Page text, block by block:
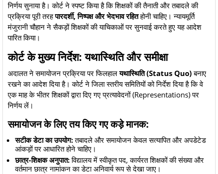
निर्णय सुनाया है। कोर्ट ने स्पष्ट किया है कि शिक्षकों की तैनाती और तबादले की
प्रक्रिया पूरी तरहपारदर्शी, निष्पक्ष और भेदभाव रहितहोनी चाहिए। न्यायमूर्ति
मंजुरानी चौहान ने सैकड़ों शिक्षकों की याचिकाओं पर सुनवाई करते हुए यह आदेश
पारित किया।
​कोर्ट के मुख्य निर्देश: यथास्थिति और समीक्षा
​अदालत ने समायोजन प्रक्रिया पर फिलहालयथास्थिति (Status Quo)बनाए
रखने का आदेश दिया है। कोर्ट ने जिला स्तरीय समितियों को निर्देश दिया है कि वे
एक माह के भीतर शिक्षकों द्वारा दिए गए प्रत्यावेदनों (Representations) पर
निर्णय लें।
​समायोजन के लिए तय किए गए कड़े मानक:
सटीक डेटा का उपयोग:तबादले और समायोजन केवल सत्यापित और अपडेटेड
आंकड़ों पर आधारित होने चाहिए।
छात्र-शिक्षक अनुपात:विद्यालय में स्वीकृत पद, कार्यरत शिक्षकों की संख्या और
वर्तमान छात्र नामांकन का डेटा अनिवार्य रूप से देखा जाए।